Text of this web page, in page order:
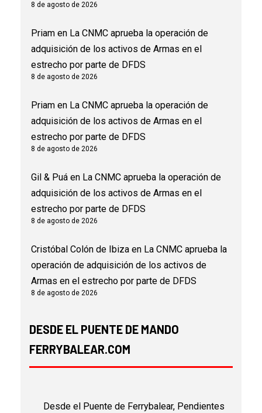
8 de agosto de 2026
Priam en La CNMC aprueba la operación de
adquisición de los activos de Armas en el
estrecho por parte de DFDS
8 de agosto de 2026
Priam en La CNMC aprueba la operación de
adquisición de los activos de Armas en el
estrecho por parte de DFDS
8 de agosto de 2026
Gil & Puá en La CNMC aprueba la operación de
adquisición de los activos de Armas en el
estrecho por parte de DFDS
8 de agosto de 2026
Cristóbal Colón de Ibiza en La CNMC aprueba la
operación de adquisición de los activos de
Armas en el estrecho por parte de DFDS
8 de agosto de 2026
DESDE EL PUENTE DE MANDO
FERRYBALEAR.COM
Desde el Puente de Ferrybalear, Pendientes